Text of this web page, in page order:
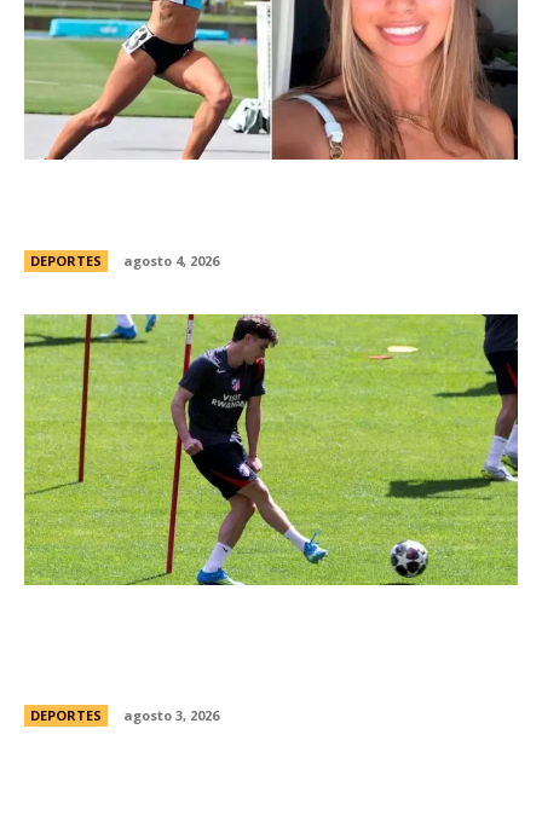
DEPORTES agosto 4, 2026
DEPORTES agosto 3, 2026